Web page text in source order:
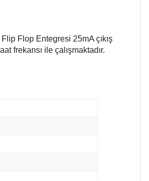
Flop Entegresi 25mA çıkış
frekansı ile çalışmaktadır.